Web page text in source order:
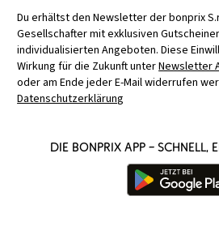
Du erhältst den Newsletter der bonprix
Gesellschafter mit exklusiven
individualisierten Angeboten. Diese
Wirkung für die Zukunft unterNewsletter
oder am Ende jeder E-Mail widerrufen
Datenschutzerklärung
Die bonprix App – schnell,